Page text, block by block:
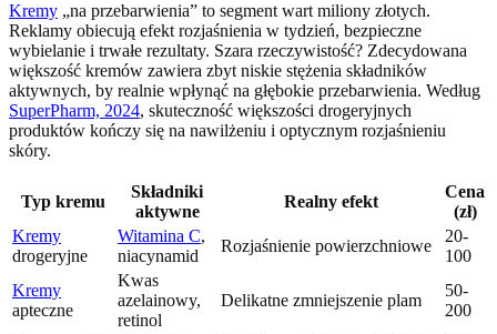
Kremy „na przebarwienia” to segment wart miliony złotych.
Reklamy obiecują efekt rozjaśnienia w tydzień, bezpieczne
wybielanie i trwałe rezultaty. Szara rzeczywistość? Zdecydowana
większość kremów zawiera zbyt niskie stężenia składników
aktywnych, by realnie wpłynąć na głębokie przebarwienia. Według
SuperPharm, 2024, skuteczność większości drogeryjnych
produktów kończy się na nawilżeniu i optycznym rozjaśnieniu
skóry.
Typ kremu
Składniki
aktywne
Realny efekt
Cena
(zł)
Kremy
drogeryjne
Witamina C,
niacynamid
Rozjaśnienie powierzchniowe
20-
100
Kremy
apteczne
Kwas
azelainowy,
retinol
Delikatne zmniejszenie plam
50-
200